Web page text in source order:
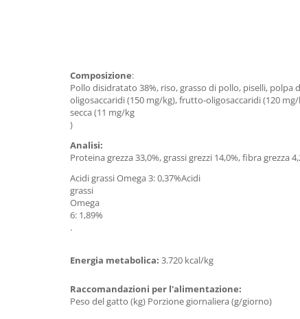
Composizione:
Pollo disidratato 38%, riso, grasso di pollo, piselli,
oligosaccaridi (150 mg/kg), frutto-oligosaccaridi (120
secca (11 mg/kg
)
Analisi:
Proteina grezza 33,0%, grassi grezzi 14,0%, fibra grezza
Acidi grassi Omega 3: 0,37%Acidi
grassi
Omega
6: 1,89%
.
Energia metabolica: 3.720 kcal/kg
Raccomandazioni per l'alimentazione:
Peso del gatto (kg) Porzione giornaliera (g/giorno)